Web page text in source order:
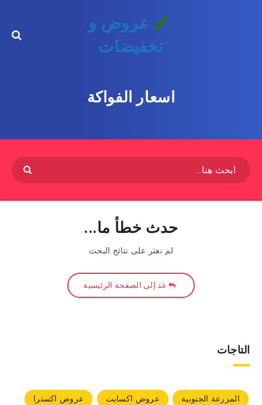
عروض و
تخفيضات
اسعار الفواكة
حدث خطأ ما...
لم نعثر على نتائج البحث
عد إلى الصفحة الرئيسية
التاجات
المزرعة الجنوبية عروض اكسايت
عروض اكسترا